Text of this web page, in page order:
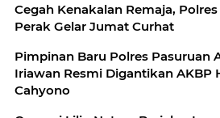
Cegah Kenakalan Remaja,
Perak Gelar Jumat Curhat
Pimpinan Baru Polres Pasuruan
Iriawan Resmi Digantikan AKBP
Cahyono